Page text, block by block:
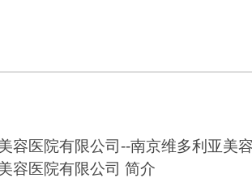
容医院有限公司--南京维多利亚美
容医院有限公司 简介